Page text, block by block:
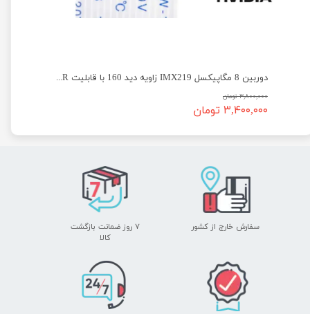
دوربین 8 مگاپیکسل IMX219 زاویه دید 160 با قابلیت IR دید در شب
۳,۸۰۰,۰۰۰ تومان
۳,۴۰۰,۰۰۰ تومان
سفارش خارج از کشور
۷ روز ضمانت بازگشت
​​​​​​​کالا